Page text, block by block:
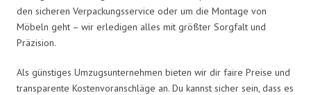
den sicheren Verpackungsservice oder um die Montage von
Möbeln geht – wir erledigen alles mit größter Sorgfalt und
Präzision.
Als günstiges Umzugsunternehmen bieten wir dir faire Preise und
transparente Kostenvoranschläge an. Du kannst sicher sein, dass es